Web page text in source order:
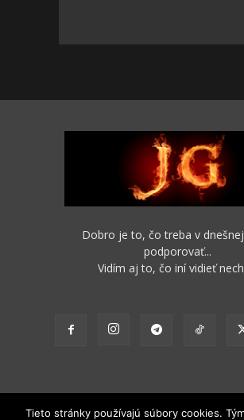
Dobro je to, čo treba v
podporovať...
Vidím aj to, čo iní vidieť
Tieto stránky používajú súbory cookies.